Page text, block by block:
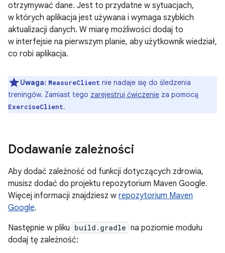
otrzymywać dane. Jest to przydatne w sytuacjach,
w których aplikacja jest używana i wymaga szybkich
aktualizacji danych. W miarę możliwości dodaj to
w interfejsie na pierwszym planie, aby użytkownik wiedział,
co robi aplikacja.
Uwaga: MeasureClient nie nadaje się do śledzenia
treningów. Zamiast tego zarejestruj ćwiczenie za pomocą
ExerciseClient.
Dodawanie zależności
Aby dodać zależność od funkcji dotyczących zdrowia,
musisz dodać do projektu repozytorium Maven Google.
Więcej informacji znajdziesz w repozytorium Maven
Google.
Następnie w pliku build.gradle na poziomie modułu
dodaj tę zależność: